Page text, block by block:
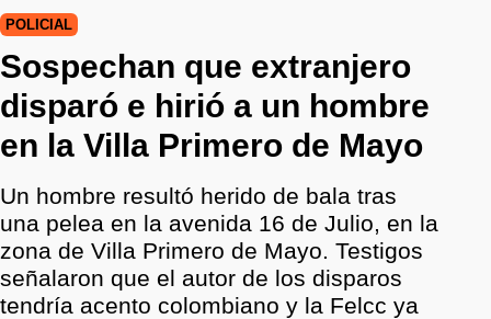
POLICIAL
Sospechan que extranjero
disparó e hirió a un hombre
en la Villa Primero de Mayo
Un hombre resultó herido de bala tras
una pelea en la avenida 16 de Julio, en la
zona de Villa Primero de Mayo. Testigos
señalaron que el autor de los disparos
tendría acento colombiano y la Felcc ya